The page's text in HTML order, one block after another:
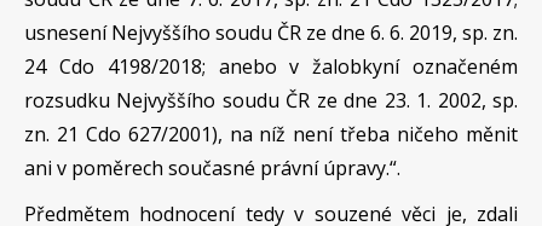
usnesení Nejvyššího soudu ČR ze dne 6. 6. 2019, sp. zn.
24 Cdo 4198/2018; anebo v žalobkyní označeném
rozsudku Nejvyššího soudu ČR ze dne 23. 1. 2002, sp.
zn. 21 Cdo 627/2001), na níž není třeba ničeho měnit
ani v poměrech současné právní úpravy.“.
Předmětem hodnocení tedy v souzené věci je, zdali